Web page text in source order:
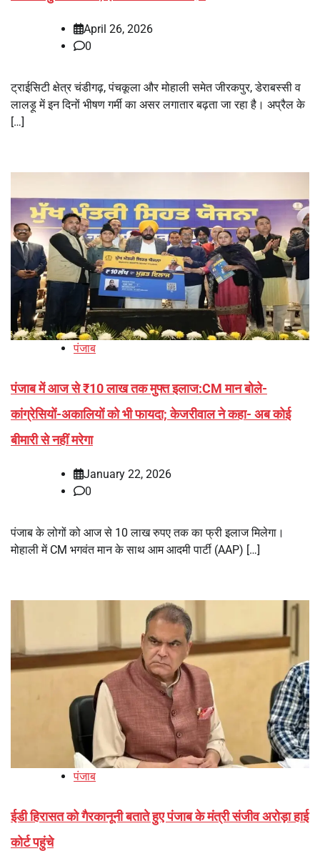
April 26, 2026
0
ट्राईसिटी क्षेत्र चंडीगढ़, पंचकूला और मोहाली समेत जीरकपुर, डेराबस्सी व
लालड़ू में इन दिनों भीषण गर्मी का असर लगातार बढ़ता जा रहा है। अप्रैल के
[…]
पंजाब
पंजाब में आज से ₹10 लाख तक मुफ्त इलाज:CM मान बोले-
कांग्रेसियों-अकालियों को भी फायदा; केजरीवाल ने कहा- अब कोई
बीमारी से नहीं मरेगा
January 22, 2026
0
पंजाब के लोगों को आज से 10 लाख रुपए तक का फ्री इलाज मिलेगा।
मोहाली में CM भगवंत मान के साथ आम आदमी पार्टी (AAP) […]
पंजाब
ईडी हिरासत को गैरकानूनी बताते हुए पंजाब के मंत्री संजीव अरोड़ा हाई
कोर्ट पहुंचे